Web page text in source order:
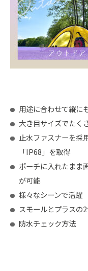
用途に合わせて縦に
大き目サイズでたく
止水ファスナーを採
「IP68」を取得
ポーチに入れたまま
が可能
様々なシーンで活躍
スモールとプラスの
防水チェック方法